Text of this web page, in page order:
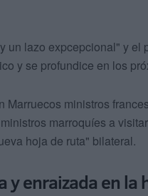
un lazo expcepcional" y el
y se profundice en los
Marruecos ministros
marroquíes a
hoja de ruta" bilateral.
y enraizada en la